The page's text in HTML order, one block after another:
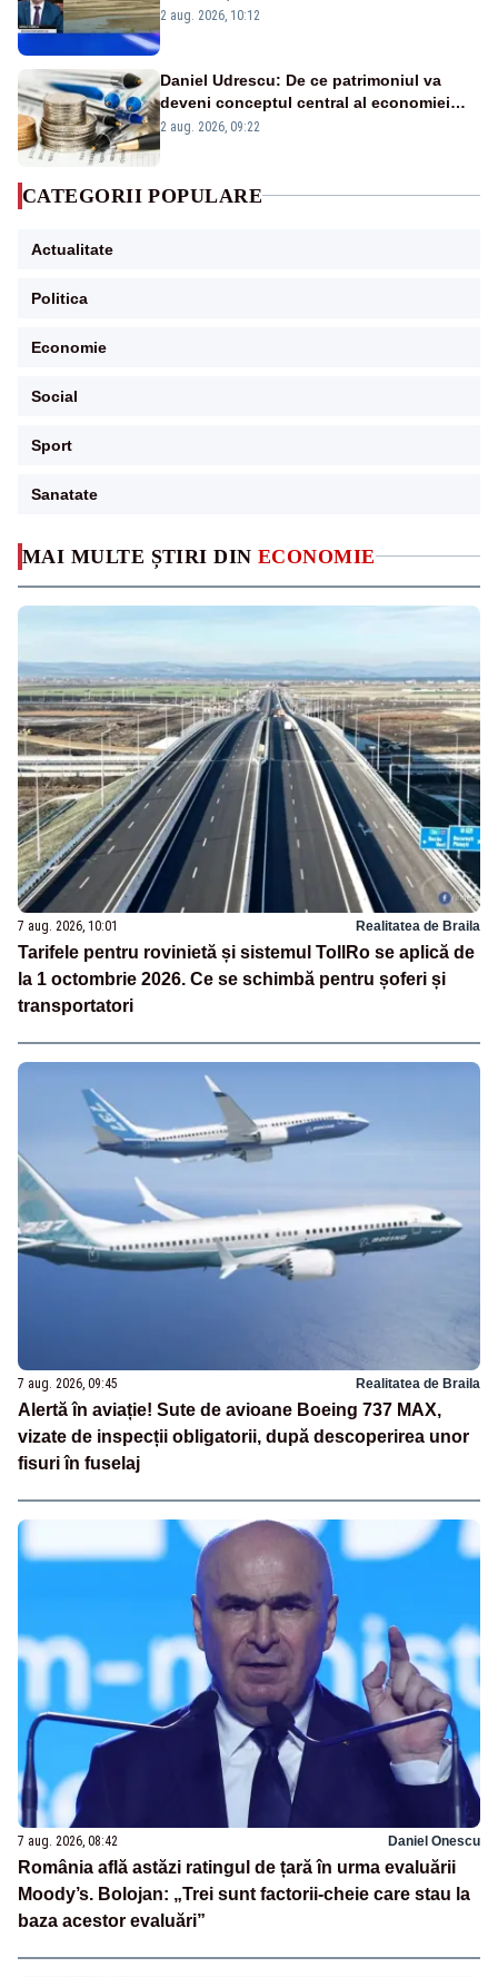
MAI MULTE ȘTIRI DIN ECONOMIE
7 aug. 2026, 10:01 Realitatea de Braila
Tarifele pentru rovinietă și sistemul TollRo se aplică de
la 1 octombrie 2026. Ce se schimbă pentru șoferi și
transportatori
7 aug. 2026, 09:45 Realitatea de Braila
Alertă în aviație! Sute de avioane Boeing 737 MAX,
vizate de inspecții obligatorii, după descoperirea unor
fisuri în fuselaj
7 aug. 2026, 08:42 Daniel Onescu
România află astăzi ratingul de țară în urma evaluării
Moody’s. Bolojan: „Trei sunt factorii-cheie care stau la
baza acestor evaluări”
protejăm și natura, dar nu șținem omaneii
2 aug. 2026, 10:12
Daniel Udrescu: De ce patrimoniul va
deveni conceptul central al economiei
viitoare?
2 aug. 2026, 09:22
CATEGORII POPULARE
Actualitate
Politica
Economie
Social
Sport
Sanatate